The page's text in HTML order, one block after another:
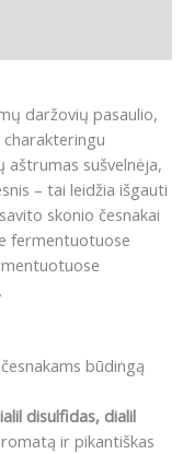
daržovių pasaulio,
aštrumas sušvelnėja,
– tai leidžia išgauti
skonio česnakai
fermentuotuose
būdingą
disulfidas, dialil
ir pikantiškas